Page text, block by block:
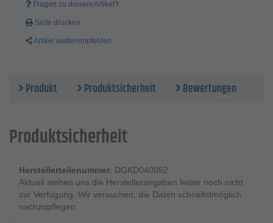
Fragen zu diesem Artikel?
Seite drucken
Artikel weiterempfehlen
Produkt Produktsicherheit Bewertungen
Produktsicherheit
Herstellerteilenummer: DGKD040052
Aktuell stehen uns die Herstellerangaben leider noch nicht
zur Verfügung. Wir versuchen, die Daten schnellstmöglich
nachzupflegen.